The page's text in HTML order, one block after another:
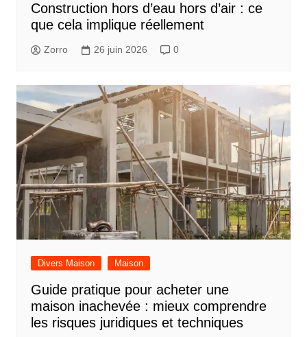
Construction hors d’eau hors d’air : ce
que cela implique réellement
Zorro 26 juin 2026 0
Divers Maison Maison
Guide pratique pour acheter une
maison inachevée : mieux comprendre
les risques juridiques et techniques